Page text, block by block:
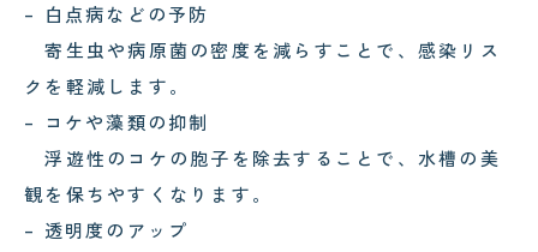
– 白点病などの予防
寄生虫や病原菌の密度を減らすことで、感染リス
クを軽減します。
– コケや藻類の抑制
浮遊性のコケの胞子を除去することで、水槽の美
観を保ちやすくなります。
– 透明度のアップ